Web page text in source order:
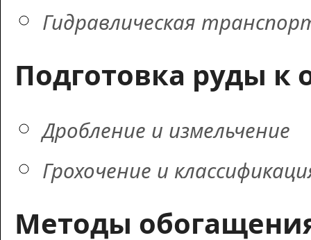
Гидравлическая
Подготовка руды
Дробление и измельчение
Грохочение и
Методы